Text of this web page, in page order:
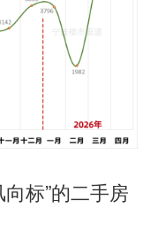
标”的二手房